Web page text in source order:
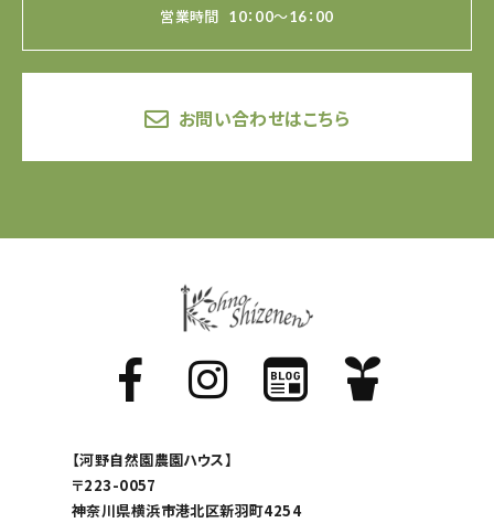
営業時間 10：00～16：00
お問い合わせはこちら
【河野自然園農園ハウス】
〒223-0057
神奈川県横浜市港北区新羽町4254